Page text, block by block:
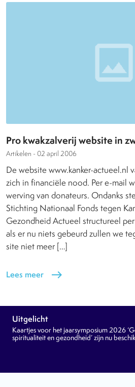
Pro kwakzalverij website in
Artikelen - 02 april 2006
De website www.kanker-actueel.nl
zich in financiële nood. Per e-mail
werving van donateurs. Ondanks
Stichting Nationaal Fonds tegen
Gezondheid Actueel structureel
als er nu niets gebeurd zullen we
site niet meer […]
Lees meer east
Uitgelicht
Kaartjes voor het jaarsymposium 2026
spiritualiteit en gezondheid’ zijn nu